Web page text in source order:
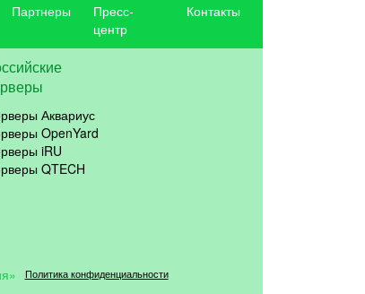
Партнеры
Пресс-
центр
Контакты
Аквариус
OpenYard
iRU
QTECH
Политика конфиденциальности